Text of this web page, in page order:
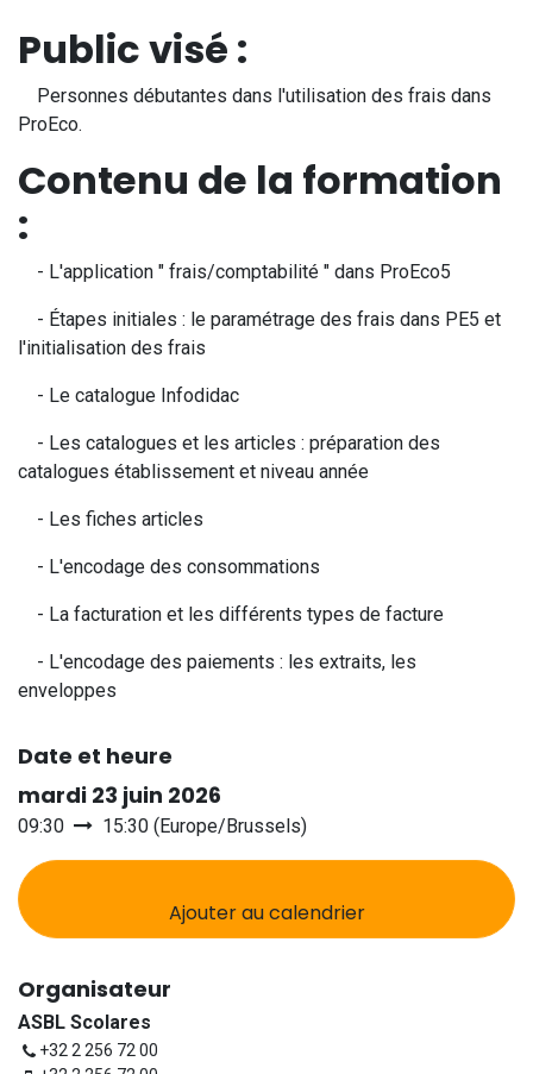
Public visé :​
Personnes débutantes dans l'utilisation des frais dans
ProEco.
Contenu de la formation
:
- L'application " frais/comptabilité " dans ProEco5
- Étapes initiales : le paramétrage des frais dans PE5 et
l'initialisation des frais
- Le catalogue Infodidac
- Les catalogues et les articles : préparation des
catalogues établissement et niveau année
- Les fiches articles
- L'encodage des consommations
- La facturation et les différents types de facture
- L'encodage des paiements : les extraits, les
enveloppes
Date et heure
mardi 23 juin 2026
09:30 15:30 (Europe/Brussels)
Ajouter au calendrier
Organisateur
ASBL Scolares
+32 2 256 72 00